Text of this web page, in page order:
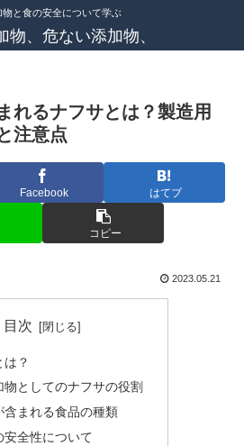
物と食の安全について学ぶ
物、危ない添加物、
れるナフサとは？製造用
注意点
Facebook はてブ
コピー
2023.05.21
目次
は？
物としてのナフサの役割
含まれる食品の種類
安全性について